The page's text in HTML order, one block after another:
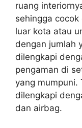
ruang
sehingga
luar kota atau
dengan jumlah
dilengkapi
pengaman di
yang mumpuni.
dilengkapi
dan airbag.